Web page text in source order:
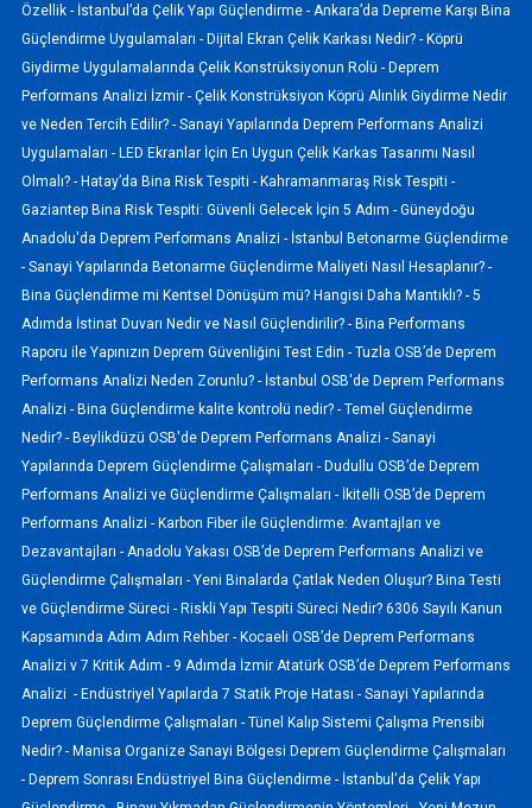
Özellik - İstanbul’da Çelik Yapı Güçlendirme - Ankara’da Depreme Karşı Bina
Güçlendirme Uygulamaları - Dijital Ekran Çelik Karkası Nedir? - Köprü
Giydirme Uygulamalarında Çelik Konstrüksiyonun Rolü - Deprem
Performans Analizi İzmir - Çelik Konstrüksiyon Köprü Alınlık Giydirme Nedir
ve Neden Tercih Edilir? - Sanayi Yapılarında Deprem Performans Analizi
Uygulamaları - LED Ekranlar İçin En Uygun Çelik Karkas Tasarımı Nasıl
Olmalı? - Hatay’da Bina Risk Tespiti - Kahramanmaraş Risk Tespiti -
Gaziantep Bina Risk Tespiti: Güvenli Gelecek İçin 5 Adım - Güneydoğu
Anadolu'da Deprem Performans Analizi - İstanbul Betonarme Güçlendirme
- Sanayi Yapılarında Betonarme Güçlendirme Maliyeti Nasıl Hesaplanır? -
Bina Güçlendirme mi Kentsel Dönüşüm mü? Hangisi Daha Mantıklı? - 5
Adımda İstinat Duvarı Nedir ve Nasıl Güçlendirilir? - Bina Performans
Raporu ile Yapınızın Deprem Güvenliğini Test Edin - Tuzla OSB’de Deprem
Performans Analizi Neden Zorunlu? - İstanbul OSB'de Deprem Performans
Analizi - Bina Güçlendirme kalite kontrolü nedir? - Temel Güçlendirme
Nedir? - Beylikdüzü OSB'de Deprem Performans Analizi - Sanayi
Yapılarında Deprem Güçlendirme Çalışmaları - Dudullu OSB’de Deprem
Performans Analizi ve Güçlendirme Çalışmaları - İkitelli OSB’de Deprem
Performans Analizi - Karbon Fiber ile Güçlendirme: Avantajları ve
Dezavantajları - Anadolu Yakası OSB’de Deprem Performans Analizi ve
Güçlendirme Çalışmaları - Yeni Binalarda Çatlak Neden Oluşur? Bina Testi
ve Güçlendirme Süreci - Riskli Yapı Tespiti Süreci Nedir? 6306 Sayılı Kanun
Kapsamında Adım Adım Rehber - Kocaeli OSB’de Deprem Performans
Analizi v 7 Kritik Adım - 9 Adımda İzmir Atatürk OSB’de Deprem Performans
Analizi - Endüstriyel Yapılarda 7 Statik Proje Hatası - Sanayi Yapılarında
Deprem Güçlendirme Çalışmaları - Tünel Kalıp Sistemi Çalışma Prensibi
Nedir? - Manisa Organize Sanayi Bölgesi Deprem Güçlendirme Çalışmaları
- Deprem Sonrası Endüstriyel Bina Güçlendirme - İstanbul'da Çelik Yapı